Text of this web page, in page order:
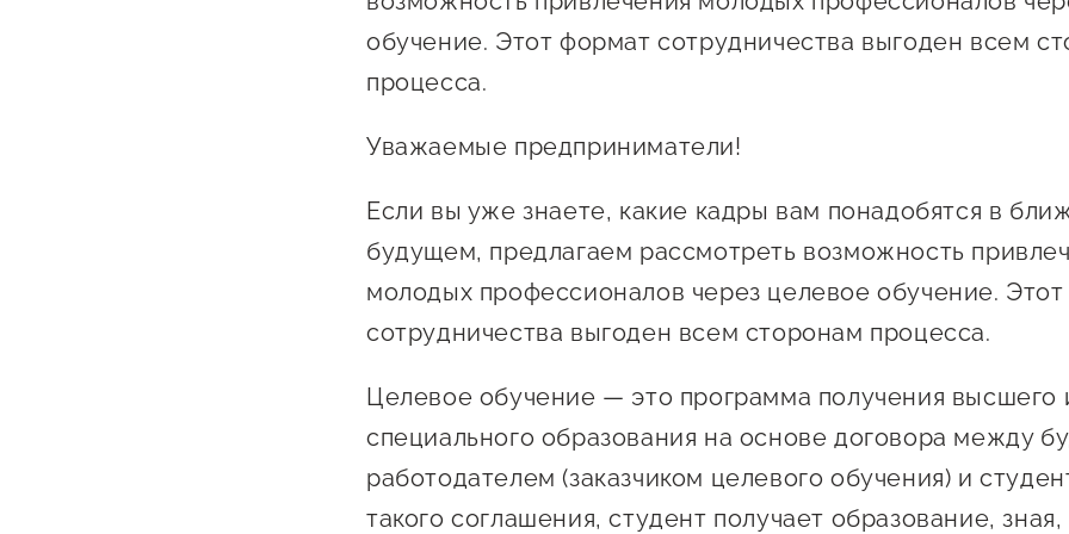
Поддержка креативного и
инновационно-
технологического
предпринимателей
Поддержка экспортеров
Финансовая поддержка
Меры поддержки в условиях
внешнего санкционного
О центре
Проекты
Истории успеха
Календарь
мероприятий для
Истории успеха
Оказание услуг в
социальной сфере
поддержки
О центре
Проекты
Поддержка центра
Центр инновационно-
технологического и
креативного
О центре
Обучающие
мероприятия
Центр поддержки
обучение. Этот формат сотрудничества выгоден всем
процесса.
Уважаемые предприниматели!
Если вы уже знаете, какие кадры вам понадобятся в
будущем, предлагаем рассмотреть возможность
молодых профессионалов через целевое обучение.
сотрудничества выгоден всем сторонам процесса.
Целевое обучение — это программа получения высшего
специального образования на основе договора между
работодателем (заказчиком целевого обучения) и
такого соглашения, студент получает образование,